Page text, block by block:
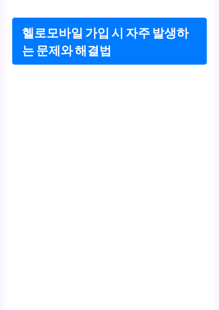
헬로모바일 가입 시 자주 발생하
는 문제와 해결법